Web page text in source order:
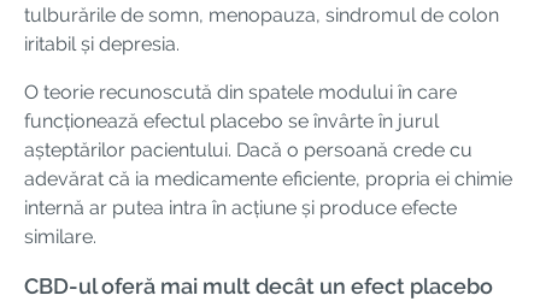
tulburările de somn, menopauza, sindromul de colon
iritabil și depresia.
O teorie recunoscută din spatele modului în care
funcționează efectul placebo se învârte în jurul
așteptărilor pacientului. Dacă o persoană crede cu
adevărat că ia medicamente eficiente, propria ei chimie
internă ar putea intra în acțiune și produce efecte
similare.
CBD-ul oferă mai mult decât un efect placebo